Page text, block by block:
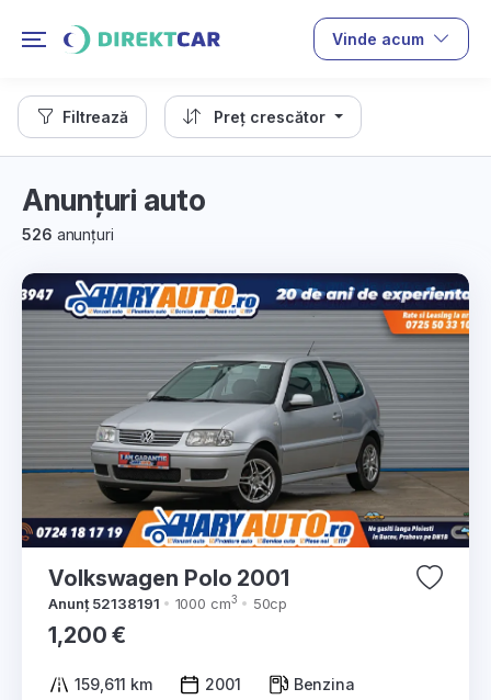
Vinde acum
Filtrează Preț crescător
Anunțuri auto
526 anunțuri
Volkswagen Polo 2001
Anunț 52138191 1000 cm3 50cp
1,200 €
159,611 km 2001 Benzina